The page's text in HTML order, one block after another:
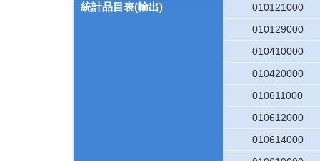
統計品目表(輸出)
010121000
010129000
010410000
010420000
010611000
010612000
010614000